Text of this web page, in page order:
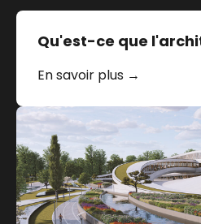
Qu'est-ce que
En savoir plus →